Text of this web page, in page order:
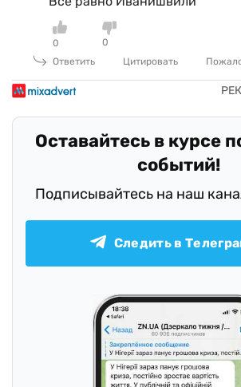
0
0
Ответить
Цитировать
Оставайтесь в курсе
событий!
Подписывайтесь на наш
Следить в